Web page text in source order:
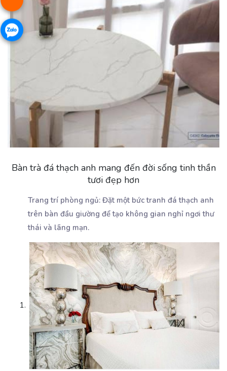
Bàn trà đá thạch anh mang đến đời sống tinh thần
tươi đẹp hơn
Trang trí phòng ngủ: Đặt một bức tranh đá thạch anh
trên bàn đầu giường để tạo không gian nghỉ ngơi thư
thái và lãng mạn.